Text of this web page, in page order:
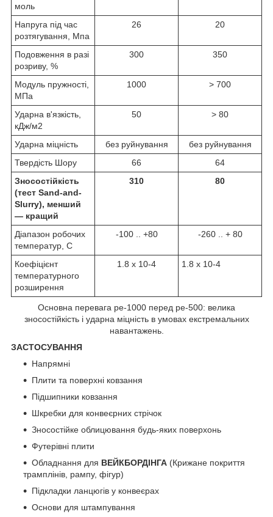
моль
Напруга під час
розтягування, Мпа
26 20
Подовження в разі
розриву, %
300 350
Модуль пружності,
МПа
1000 > 700
Ударна в'язкість,
кДж/м2
50 > 80
Ударна міцність без руйнування
без руйнування
Твердість Шору
66
64
Зносостійкість
(тест Sand-and-
Slurry), менший
— кращий
310 80
Діапазон робочих
температур, С
-100 .. +80 -260 .. + 80
Коефіцієнт
температурного
розширення
1.8 х 10-4 1.8 х 10-4
Основна перевага ре-1000 перед ре-500: велика
зносостійкість і ударна міцність в умовах екстремальних
навантажень.
ЗАСТОСУВАННЯ
Напрямні
Плити та поверхні ковзання
Підшипники ковзання
Шкребки для конвеєрних стрічок
Зносостійке облицювання будь-яких поверхонь
Футерівні плити
Обладнання для ВЕЙКБОРДІНГА (Крижане покриття
трамплінів, рампу, фігур)
Підкладки ланцюгів у конвеєрах
Основи для штампування